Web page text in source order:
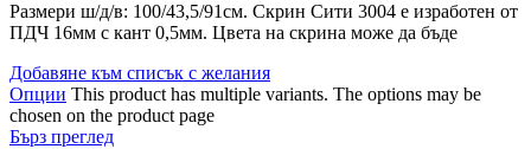
Размери ш/д/в: 100/43,5/91см. Скрин Сити 3004 е изработен от
ПДЧ 16мм с кант 0,5мм. Цвета на скрина може да бъде
Добавяне към списък с желания
Опции This product has multiple variants. The options may be
chosen on the product page
Бърз преглед